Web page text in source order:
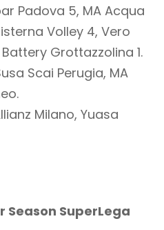
Padova 5, MA Acqua
Volley 4, Vero
Grottazzolina 1.
Scai Perugia, MA
Milano, Yuasa
Season SuperLega